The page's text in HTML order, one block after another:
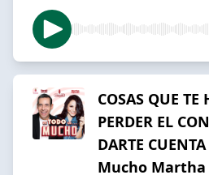
COSAS QUE TE
PERDER EL
DARTE
Mucho